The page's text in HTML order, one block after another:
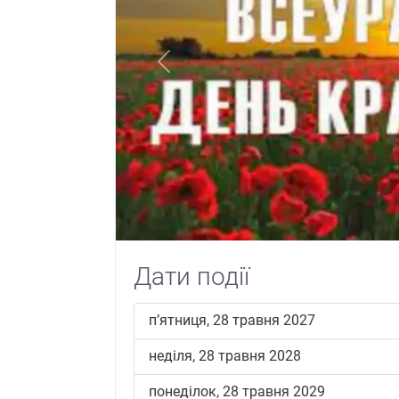
Previous
Дати події
пʼятниця, 28 травня 2027
неділя, 28 травня 2028
понеділок, 28 травня 2029